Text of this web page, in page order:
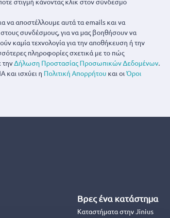
να αποστέλλουμε αυτά τα emails και να
στους συνδέσμους, για να μας βοηθήσουν να
καμία τεχνολογία για την αποθήκευση ή την
πληροφορίες σχετικά με το πώς
τηνΔήλωση Προστασίας Προσωπικών Δεδομένων.
και ισχύει η Πολιτική Απορρήτου και οιΌροι
Βρες ένα κατάστημα
Καταστήματα στην Jinius